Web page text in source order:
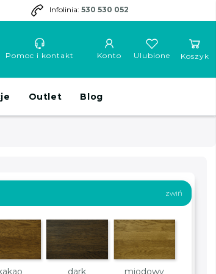
Infolinia: 530 530 052
Pomoc i kontakt Konto Koszyk
Ulubione
Outlet Blog
dark miodowy